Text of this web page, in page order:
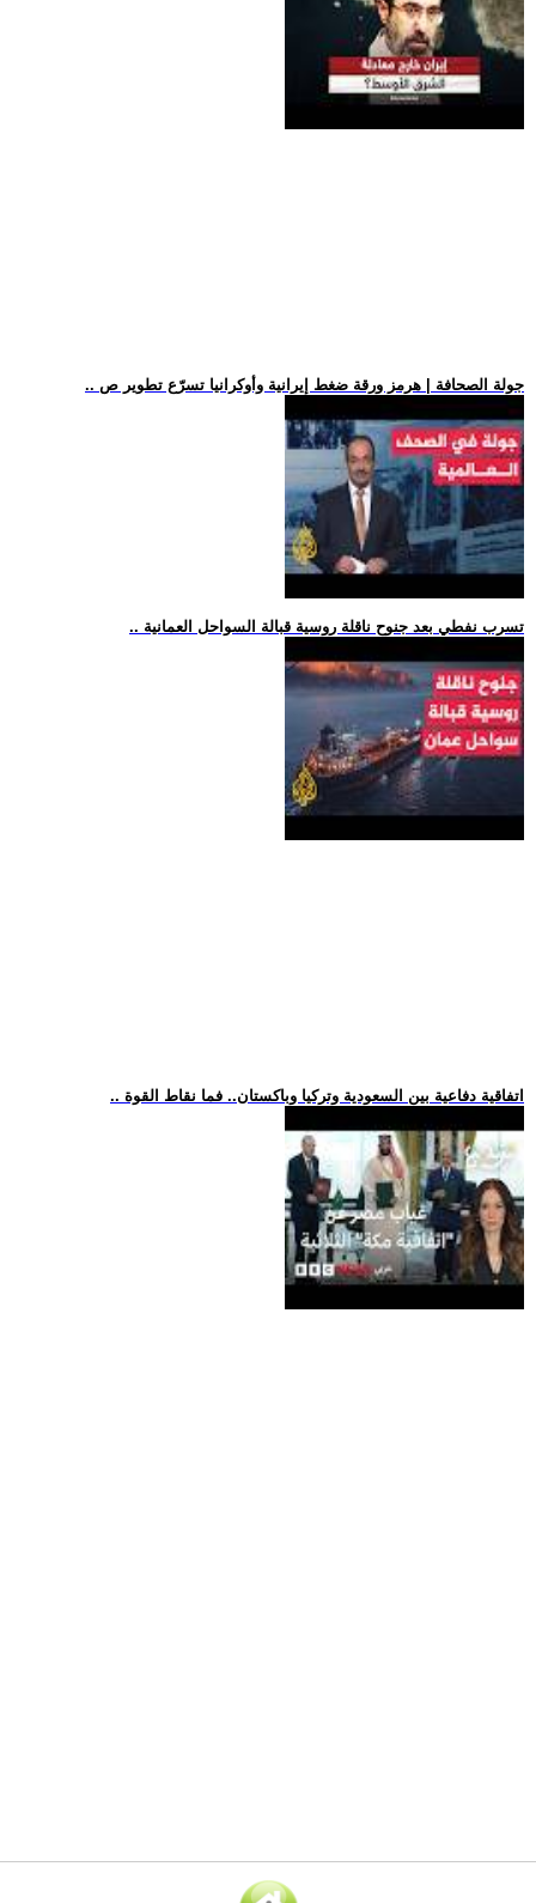
.. جولة الصحافة | هرمز ورقة ضغط إيرانية وأوكرانيا تسرّع تطوير ص
.. تسرب نفطي بعد جنوح ناقلة روسية قبالة السواحل العمانية
.. اتفاقية دفاعية بين السعودية وتركيا وباكستان.. فما نقاط القوة